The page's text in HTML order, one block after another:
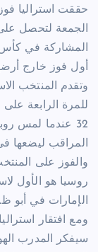
الجمعة لتحصل
المشاركة في كأس
أول فوز خارج
وتقدم المنتخب
للمرة الرابعة
32 عندما لمس
المراقب ليضعها
والفوز على
الإمارات في أبو
ومع افتقار
سيفكر المدرب